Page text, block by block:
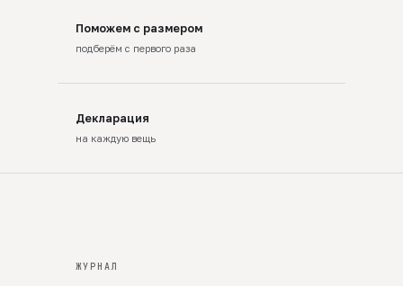
Поможем с размером
подберём с первого раза
Декларация
на каждую вещь
ЖУРНАЛ